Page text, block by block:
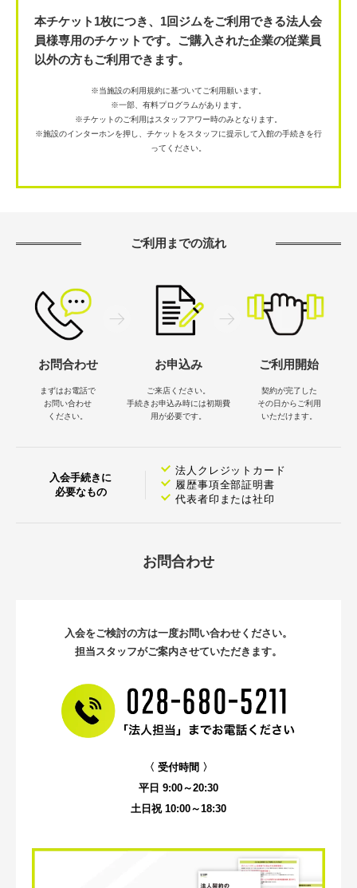
本チケット1枚につき、1回ジムをご利用できる法人会
員様専用のチケットです。 ご購入された企業の従業員
以外の方もご利用できます。
※当施設の利用規約に基づいてご利用願います。
※一部、有料プログラムがあります。
※チケットのご利用はスタッフアワー時のみとなります。
※施設のインターホンを押し、チケットをスタッフに提示して入館の手続きを行
ってください。
ご利用までの流れ
お問合わせ
まずはお電話で
お問い合わせ
ください。
お申込み
ご来店ください。
手続きお申込み時には初期費
用が必要です。
ご利用開始
契約が完了した
その日からご利用
いただけます。
入会手続きに
必要なもの
法人クレジットカード
履歴事項全部証明書
代表者印または社印
お問合わせ
入会をご検討の方は一度お問い合わせください。
担当スタッフがご案内させていただきます。
〈 受付時間 〉
平日 9:00～20:30
土日祝 10:00～18:30